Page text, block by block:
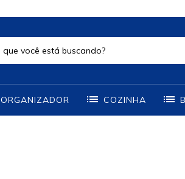
ORGANIZADOR COZINHA